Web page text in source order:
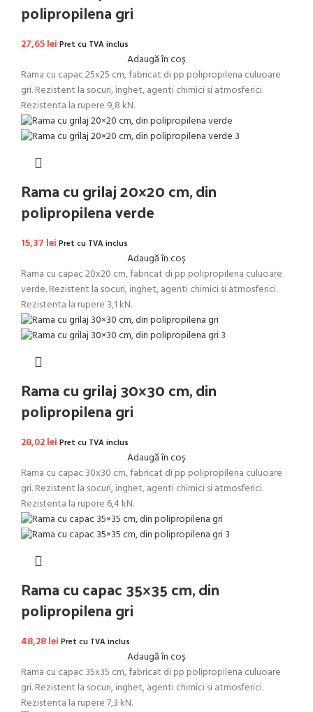
polipropilena gri
27,65lei Pret cu TVA inclus
Adaugă în coș
Rama cu capac 25x25 cm, fabricat di pp polipropilena culuoare
gri. Rezistent la socuri, inghet, agenti chimici si atmosferici.
Rezistenta la rupere 9,8 kN.
Rama cu grilaj 20×20 cm, din
polipropilena verde
15,37 lei Pret cu TVA inclus
Adaugă în coș
Rama cu capac 20x20 cm, fabricat di pp polipropilena culuoare
verde. Rezistent la socuri, inghet, agenti chimici si atmosferici.
Rezistenta la rupere 3,1 kN.
Rama cu grilaj 30×30 cm, din
polipropilena gri
28,02lei Pret cu TVA inclus
Adaugă în coș
Rama cu capac 30x30 cm, fabricat di pp polipropilena culuoare
gri. Rezistent la socuri, inghet, agenti chimici si atmosferici.
Rezistenta la rupere 6,4 kN.
Rama cu capac 35×35 cm, din
polipropilena gri
48,28lei Pret cu TVA inclus
Adaugă în coș
Rama cu capac 35x35 cm, fabricat di pp polipropilena culuoare
gri. Rezistent la socuri, inghet, agenti chimici si atmosferici.
Rezistenta la rupere 7,3 kN.